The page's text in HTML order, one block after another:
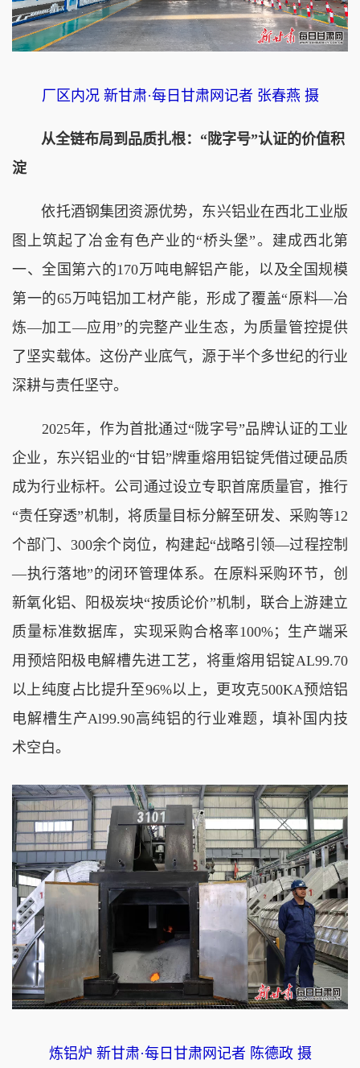
厂区内况 新甘肃·每日甘肃网记者 张春燕 摄
从全链布局到品质扎根：“陇字号”认证的价值积
淀
依托酒钢集团资源优势，东兴铝业在西北工业版
图上筑起了冶金有色产业的“桥头堡”。建成西北第
一、全国第六的170万吨电解铝产能，以及全国规模
第一的65万吨铝加工材产能，形成了覆盖“原料—冶
炼—加工—应用”的完整产业生态，为质量管控提供
了坚实载体。这份产业底气，源于半个多世纪的行业
深耕与责任坚守。
2025年，作为首批通过“陇字号”品牌认证的工业
企业，东兴铝业的“甘铝”牌重熔用铝锭凭借过硬品质
成为行业标杆。公司通过设立专职首席质量官，推行
“责任穿透”机制，将质量目标分解至研发、采购等12
个部门、300余个岗位，构建起“战略引领—过程控制
—执行落地”的闭环管理体系。在原料采购环节，创
新氧化铝、阳极炭块“按质论价”机制，联合上游建立
质量标准数据库，实现采购合格率100%；生产端采
用预焙阳极电解槽先进工艺，将重熔用铝锭AL99.70
以上纯度占比提升至96%以上，更攻克500KA预焙铝
电解槽生产Al99.90高纯铝的行业难题，填补国内技
术空白。
炼铝炉 新甘肃·每日甘肃网记者 陈德政 摄